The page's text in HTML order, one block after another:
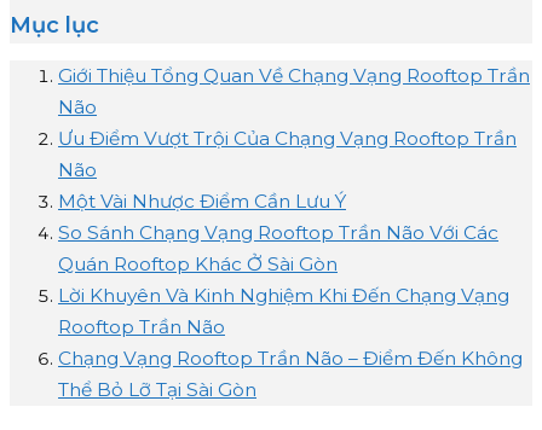
Mục lục
Giới Thiệu Tổng Quan Về Chạng Vạng Rooftop Trần
Não
Ưu Điểm Vượt Trội Của Chạng Vạng Rooftop Trần
Não
Một Vài Nhược Điểm Cần Lưu Ý
So Sánh Chạng Vạng Rooftop Trần Não Với Các
Quán Rooftop Khác Ở Sài Gòn
Lời Khuyên Và Kinh Nghiệm Khi Đến Chạng Vạng
Rooftop Trần Não
Chạng Vạng Rooftop Trần Não – Điểm Đến Không
Thể Bỏ Lỡ Tại Sài Gòn